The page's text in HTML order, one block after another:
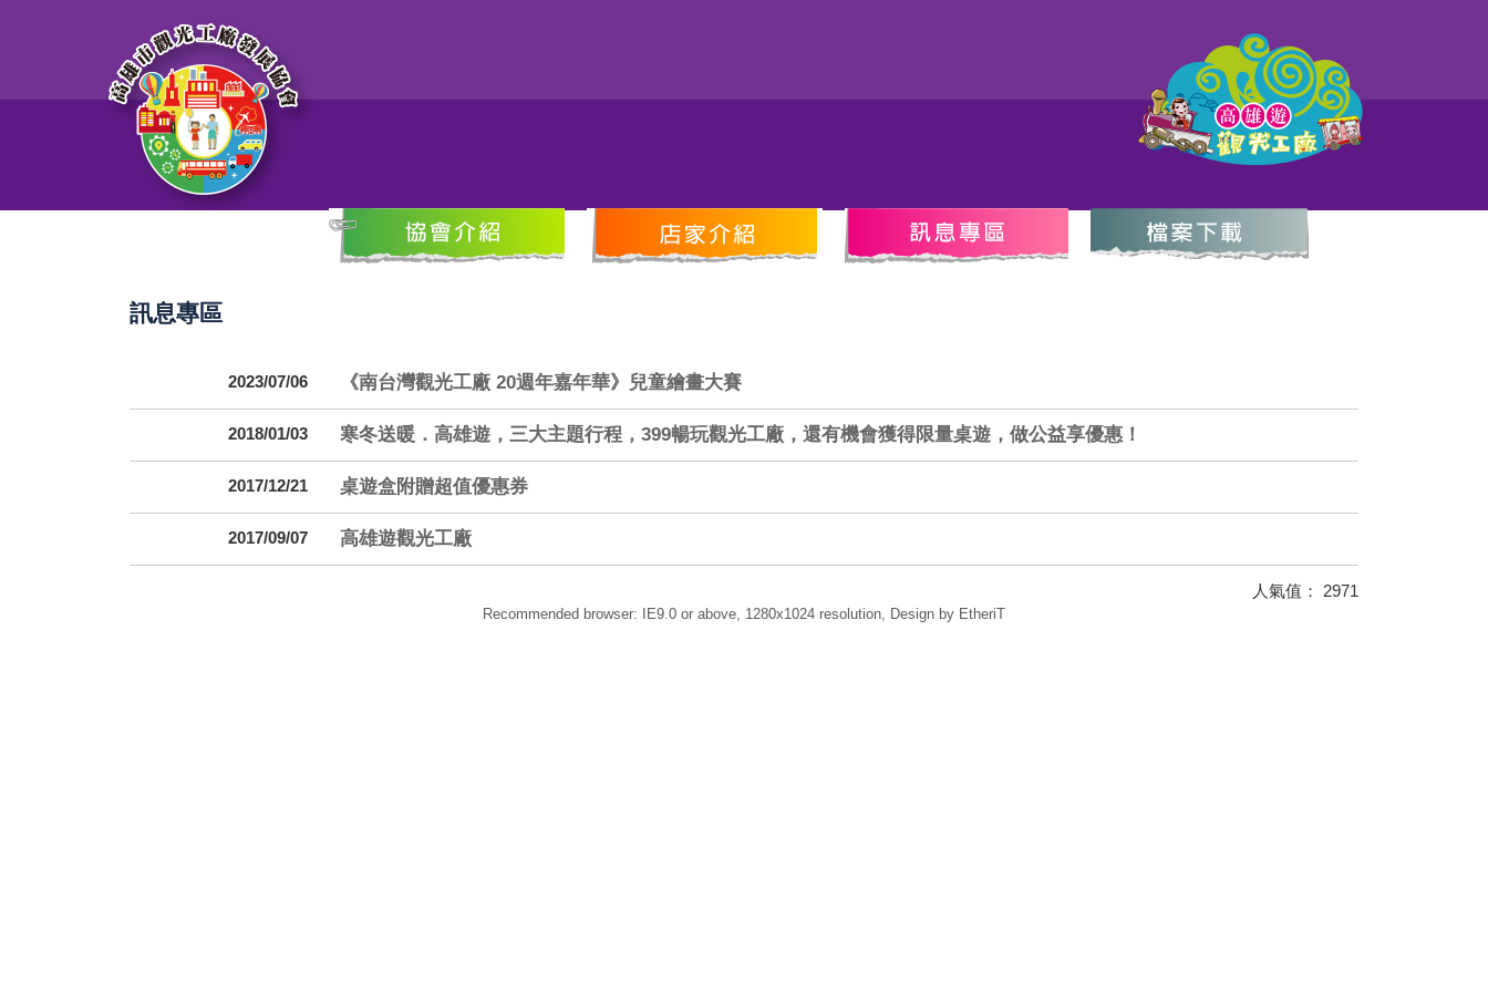
訊息專區
2023/07/06 《南台灣觀光工廠 20週年嘉年華》兒童繪畫大賽
2018/01/03 寒冬送暖．高雄遊，三大主題行程，399暢玩觀光工廠，還有機會獲得限量桌遊，做公益享優惠！
2017/12/21 桌遊盒附贈超值優惠券
2017/09/07 高雄遊觀光工廠
人氣值： 2971
Recommended browser: IE9.0 or above, 1280x1024 resolution, Design by EtheriT